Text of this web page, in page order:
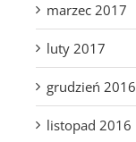
marzec 2017
luty 2017
grudzień 2016
listopad 2016